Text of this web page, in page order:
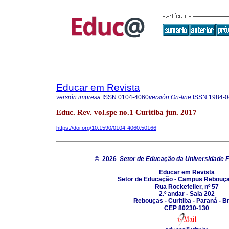
Educar em Revista
versión impresa ISSN 0104-4060versión On-line ISSN 1984-
Educ. Rev. vol.spe no.1 Curitiba jun. 2017
https://doi.org/10.1590/0104-4060.50166
© 2026 Setor de Educação da Universidade
Educar em Revista
Setor de Educação - Campus
Rua Rockefeller, nº 57
2.º andar - Sala 202
Rebouças - Curitiba - Paraná -
CEP 80230-130